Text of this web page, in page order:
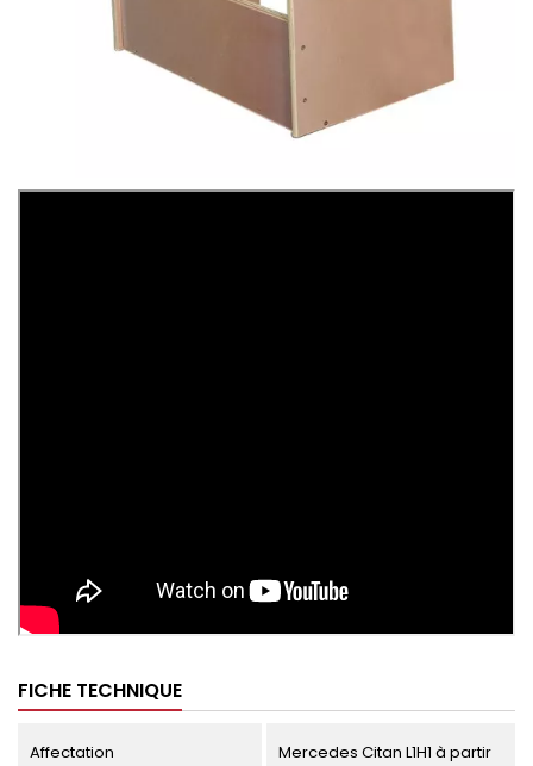
FICHE TECHNIQUE
Affectation
Mercedes Citan L1H1 à partir